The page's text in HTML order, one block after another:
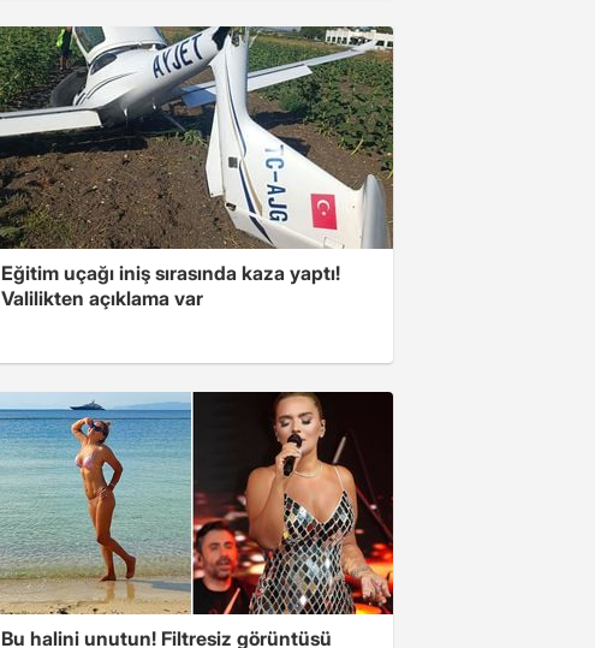
Eğitim uçağı iniş sırasında kaza yaptı!
Valilikten açıklama var
Bu halini unutun! Filtresiz görüntüsü